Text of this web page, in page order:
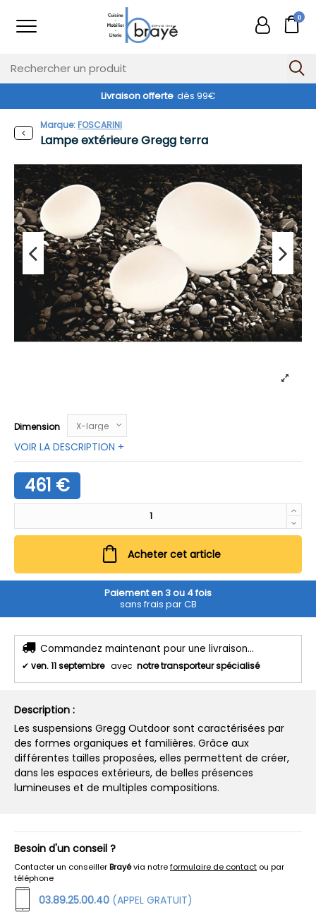
0
Livraison offerte dès 99€
Exclusivité web !
Lampe extérieure Gregg terra
Marque:FOSCARINI
Dimension
VOIR LA DESCRIPTION +
461 €
Acheter cet article
Paiement en 3 ou 4 fois
sans frais par CB
Commandez maintenant pour une livraison...
✔ ven. 11 septembre avec notre transporteur spécialisé
Description :
Les suspensions Gregg Outdoor sont caractérisées par
des formes organiques et familières. Grâce aux
différentes tailles proposées, elles permettent de créer,
dans les espaces extérieurs, de belles présences
lumineuses et de multiples compositions.
Besoin d'un conseil ?
Contacter un conseillerBrayévia notreformulaire de contact ou par
téléphone
03.89.25.00.40 (APPEL GRATUIT)